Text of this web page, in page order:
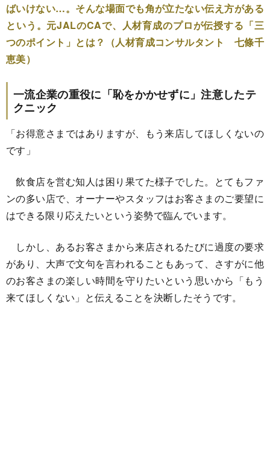
ばいけない…。そんな場面でも角が立たない伝え方がある
という。元JALのCAで、人材育成のプロが伝授する「三
つのポイント」とは？（人材育成コンサルタント 七條千
恵美）
一流企業の重役に「恥をかかせずに」注意したテ
クニック
「お得意さまではありますが、もう来店してほしくないの
です」
飲食店を営む知人は困り果てた様子でした。とてもファ
ンの多い店で、オーナーやスタッフはお客さまのご要望に
はできる限り応えたいという姿勢で臨んでいます。
しかし、あるお客さまから来店されるたびに過度の要求
があり、大声で文句を言われることもあって、さすがに他
のお客さまの楽しい時間を守りたいという思いから「もう
来てほしくない」と伝えることを決断したそうです。